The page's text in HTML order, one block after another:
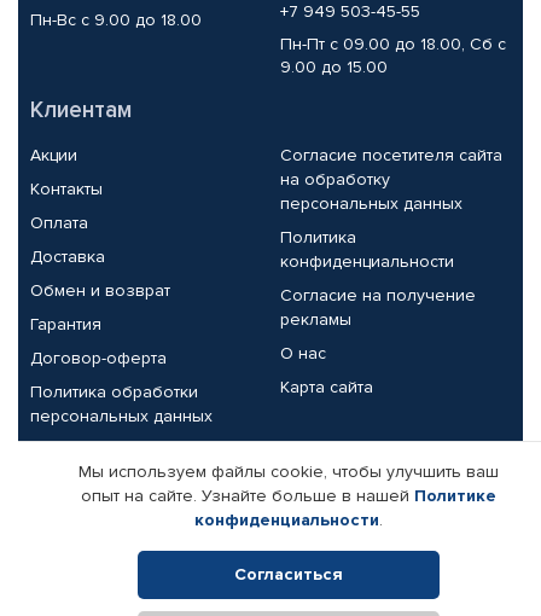
Пн-Вс с 9.00 до 18.00
+7 949 503-45-55
Пн-Пт с 09.00 до 18.00, Сб с
9.00 до 15.00
Клиентам
Акции
Контакты
Оплата
Доставка
Обмен и возврат
Гарантия
Договор-оферта
Политика обработки
персональных данных
Согласие посетителя сайта
на обработку
персональных данных
Политика
конфиденциальности
Согласие на получение
рекламы
О нас
Карта сайта
Партнерам
Корпоративным клиентам
Поставщикам
Реквизиты компании
Мы используем файлы cookie, чтобы улучшить ваш
опыт на сайте. Узнайте больше в нашей Политике
конфиденциальности.
Согласиться